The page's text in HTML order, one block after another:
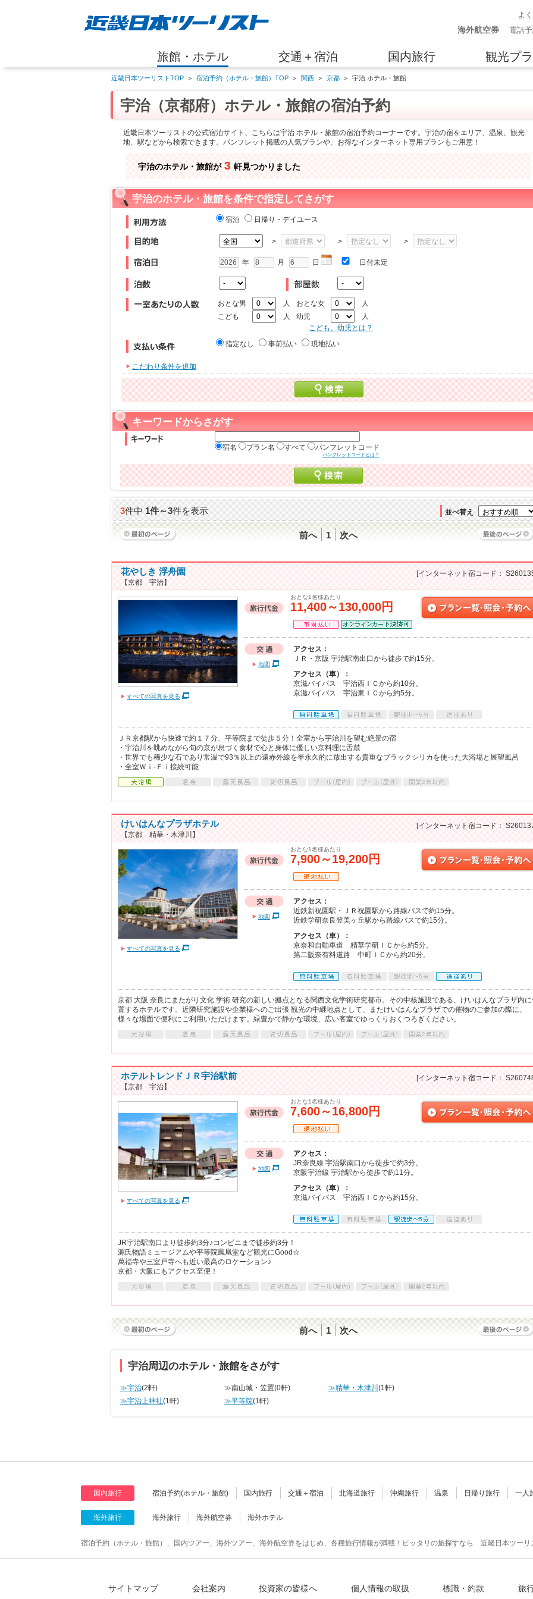
よ
海外航空券 電話
旅館・ホテル 交通＋宿泊 国内旅行 観光プ
近畿日本ツーリストTOP ＞ 宿泊予約（ホテル・旅館）TOP ＞ 関西 ＞ 京都 ＞ 宇治 ホテル・旅館
宇治（京都府）ホテル・旅館の宿泊予約
近畿日本ツーリストの公式宿泊サイト、こちらは宇治 ホテル・旅館の宿泊予約コーナーです。宇治の宿をエリア、温泉、観光
地、駅などから検索できます。パンフレット掲載の人気プランや、お得なインターネット専用プランもご用意！
宇治のホテル・旅館が 3 軒見つかりました
宇治のホテル・旅館を条件で指定してさがす
宿泊 日帰り・デイユース
> > >
年 月 日 日付未定
おとな男 人 おとな女
人
こども
人 幼児
人
こども、幼児とは？
指定なし
事前払い 現地払い
こだわり条件を追加
キーワードからさがす
宿名 プラン名 すべて パンフレットコード
パンフレットコードとは？
3件中1件～3件を表示 並べ替え
前へ 1 次へ
花やしき 浮舟園
【京都 宇治】
[インターネット宿コード：
すべての写真を見る
おとな1名様あたり
11,400～130,000円
地図
アクセス：
ＪＲ・京阪 宇治駅南出口から徒歩で約15分。
アクセス（車）：
京滋バイパス 宇治西ＩＣから約10分。
京滋バイパス 宇治東ＩＣから約5分。
ＪＲ京都駅から快速で約１７分、平等院まで徒歩５分！全室から宇治川を望む絶景の宿
・宇治川を眺めながら旬の京が息づく食材で心と身体に優しい京料理に舌鼓
・世界でも稀少な石であり常温で93％以上の遠赤外線を半永久的に放出する貴重なブラックシリカを使った大浴場と展望風呂
・全室Ｗｉ-Ｆｉ接続可能
けいはんなプラザホテル
【京都 精華・木津川】
[インターネット宿コード：
すべての写真を見る
おとな1名様あたり
7,900～19,200円
地図
アクセス：
近鉄新祝園駅・ＪＲ祝園駅から路線バスで約15分。
近鉄学研奈良登美ヶ丘駅から路線バスで約15分。
アクセス（車）：
京奈和自動車道 精華学研ＩＣから約5分。
第二阪奈有料道路 中町ＩＣから約20分。
京都 大阪 奈良にまたがり文化 学術 研究の新しい拠点となる関西文化学術研究都市。その中核施設である、けいはんなプラザ内
置するホテルです。近隣研究施設や企業様へのご出張 観光の中継地点として、またけいはんなプラザでの催物のご参加の際に、
様々な場面で便利にご利用いただけます。緑豊かで静かな環境、広い客室でゆっくりおくつろぎください。
ホテルトレンドＪＲ宇治駅前
【京都 宇治】
[インターネット宿コード：
すべての写真を見る
おとな1名様あたり
7,600～16,800円
地図
アクセス：
JR奈良線 宇治駅南口から徒歩で約3分。
京阪宇治線 宇治駅から徒歩で約11分。
アクセス（車）：
京滋バイパス 宇治西ＩＣから約15分。
JR宇治駅南口より徒歩約3分♪コンビニまで徒歩約3分！
源氏物語ミュージアムや平等院鳳凰堂など観光にGood☆
萬福寺や三室戸寺へも近い最高のロケーション♪
京都・大阪にもアクセス至便！
前へ 1 次へ
宇治周辺のホテル・旅館をさがす
≫宇治(2軒) ≫南山城・笠置(0軒) ≫精華・木津川 (1軒)
≫宇治上神社(1軒) ≫平等院(1軒)
国内旅行 宿泊予約(ホテル・旅館) 国内旅行 交通＋宿泊 北海道旅行 沖縄旅行 温泉 日帰り旅行 一人
海外旅行 海外旅行 海外航空券 海外ホテル
宿泊予約（ホテル・旅館）、国内ツアー、海外ツアー、海外航空券をはじめ、各種旅行情報が満載！ピッタリの旅探すなら 近畿日本ツーリ
サイトマップ 会社案内 投資家の皆様へ 個人情報の取扱 標識・約款 旅